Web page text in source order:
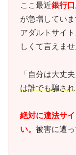
ここ最近銀行
が急増してい
アダルトサイ
しくて言えま
「自分は大丈
は誰でも騙さ
絶対に違法サ
い。 被害に遭っ